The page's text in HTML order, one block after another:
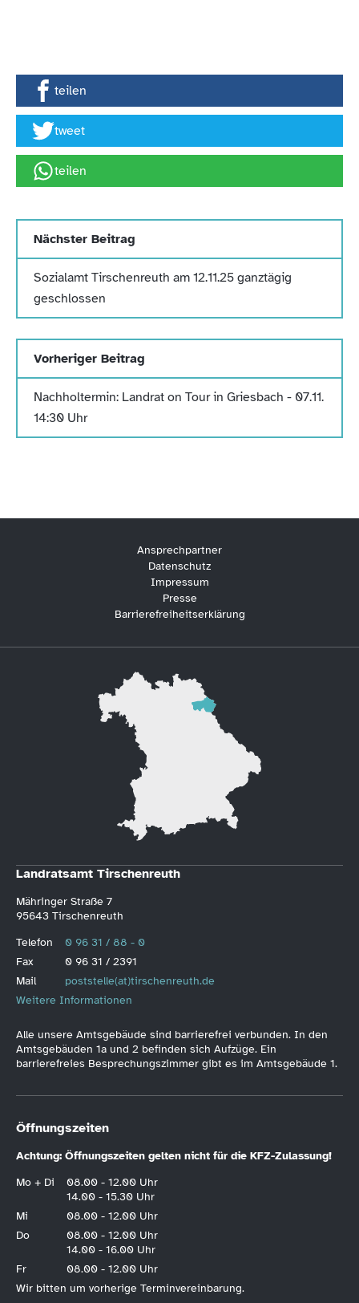
teilen
tweet
teilen
Nächster Beitrag
Sozialamt Tirschenreuth am 12.11.25 ganztägig
geschlossen
Vorheriger Beitrag
Nachholtermin: Landrat on Tour in Griesbach - 07.11.
14:30 Uhr
Ansprechpartner
Datenschutz
Impressum
Presse
Barrierefreiheitserklärung
Landratsamt Tirschenreuth
Mähringer Straße 7
95643 Tirschenreuth
Telefon
0 96 31 / 88 - 0
Fax
0 96 31 / 2391
Mail
poststelle(at)tirschenreuth.de
Weitere Informationen
Alle unsere Amtsgebäude sind barrierefrei verbunden. In den
Amtsgebäuden 1a und 2 befinden sich Aufzüge. Ein
barrierefreies Besprechungszimmer gibt es im Amtsgebäude 1.
Öffnungszeiten
Achtung: Öffnungszeiten gelten nicht für die KFZ-Zulassung!
Mo + Di
08.00 - 12.00 Uhr
14.00 - 15.30 Uhr
Mi
08.00 - 12.00 Uhr
Do
08.00 - 12.00 Uhr
14.00 - 16.00 Uhr
Fr
08.00 - 12.00 Uhr
Wir bitten um vorherige Terminvereinbarung.